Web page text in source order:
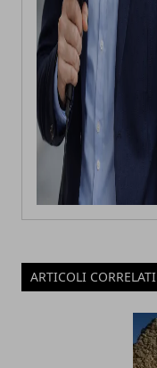
ARTICOLI CORRELATI